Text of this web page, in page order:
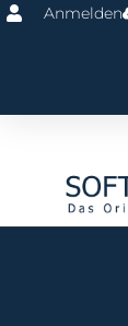
Anmelden